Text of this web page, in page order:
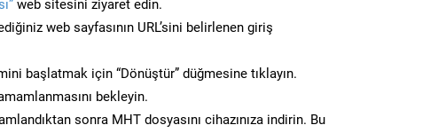
web sitesini ziyaret edin.
web sayfasının URL’sini belirlenen giriş
başlatmak için “Dönüştür” düğmesine tıklayın.
bekleyin.
sonra MHT dosyasını cihazınıza indirin. Bu